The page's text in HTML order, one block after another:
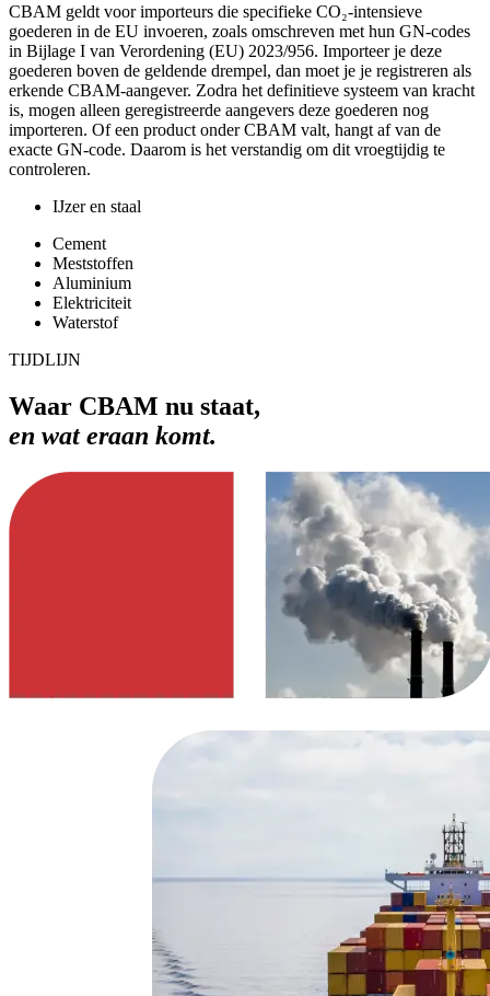
CBAM geldt voor importeurs die specifieke CO₂-intensieve
goederen in de EU invoeren, zoals omschreven met hun GN-codes
in Bijlage I van Verordening (EU) 2023/956. Importeer je deze
goederen boven de geldende drempel, dan moet je je registreren als
erkende CBAM-aangever. Zodra het definitieve systeem van kracht
is, mogen alleen geregistreerde aangevers deze goederen nog
importeren. Of een product onder CBAM valt, hangt af van de
exacte GN-code. Daarom is het verstandig om dit vroegtijdig te
controleren.
IJzer en staal
Cement
Meststoffen
Aluminium
Elektriciteit
Waterstof
TIJDLIJN
Waar CBAM nu staat,
en wat eraan komt.